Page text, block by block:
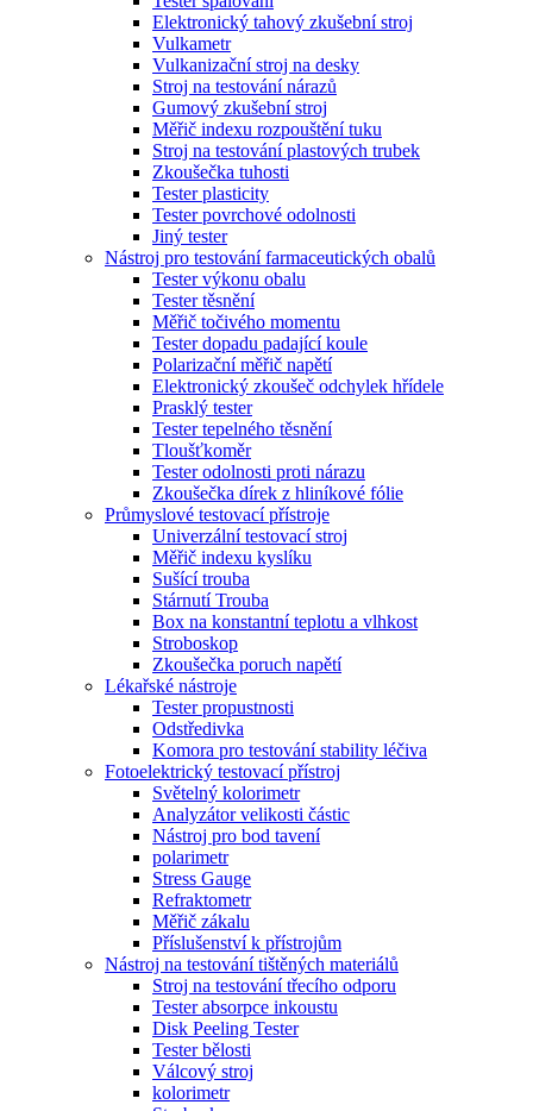
Elektronický tahový zkušební stroj
Vulkametr
Vulkanizační stroj na desky
Stroj na testování nárazů
Gumový zkušební stroj
Měřič indexu rozpouštění tuku
Stroj na testování plastových trubek
Zkoušečka tuhosti
Tester plasticity
Tester povrchové odolnosti
Jiný tester
Nástroj pro testování farmaceutických obalů
Tester výkonu obalu
Tester těsnění
Měřič točivého momentu
Tester dopadu padající koule
Polarizační měřič napětí
Elektronický zkoušeč odchylek hřídele
Prasklý tester
Tester tepelného těsnění
Tloušťkoměr
Tester odolnosti proti nárazu
Zkoušečka dírek z hliníkové fólie
Průmyslové testovací přístroje
Univerzální testovací stroj
Měřič indexu kyslíku
Sušící trouba
Stárnutí Trouba
Box na konstantní teplotu a vlhkost
Stroboskop
Zkoušečka poruch napětí
Lékařské nástroje
Tester propustnosti
Odstředivka
Komora pro testování stability léčiva
Fotoelektrický testovací přístroj
Světelný kolorimetr
Analyzátor velikosti částic
Nástroj pro bod tavení
polarimetr
Stress Gauge
Refraktometr
Měřič zákalu
Příslušenství k přístrojům
Nástroj na testování tištěných materiálů
Stroj na testování třecího odporu
Tester absorpce inkoustu
Disk Peeling Tester
Tester bělosti
Válcový stroj
kolorimetr